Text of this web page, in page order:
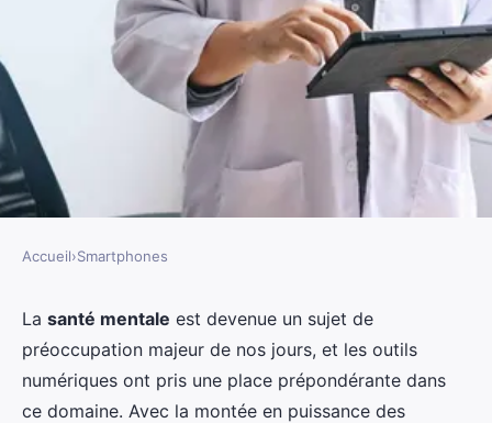
SMARTPHONES
Quelles applications de suivi de
la santé mentale sont
recommandées pour iOS ?
Accueil›Smartphones
La santé mentale est devenue un sujet de
préoccupation majeur de nos jours, et les outils
numériques ont pris une place prépondérante dans
ce domaine. Avec la montée en puissance des